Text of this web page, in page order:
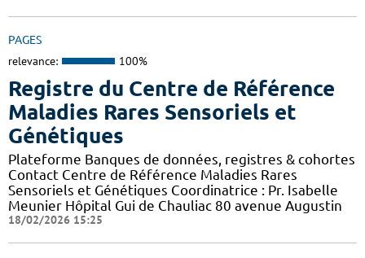
PAGES
relevance: 100%
Registre du Centre de Référence
Maladies Rares Sensoriels et
Génétiques
Plateforme Banques de données, registres & cohortes
Contact Centre de Référence Maladies Rares
Sensoriels et Génétiques Coordinatrice : Pr. Isabelle
Meunier Hôpital Gui de Chauliac 80 avenue Augustin
18/02/2026 15:25